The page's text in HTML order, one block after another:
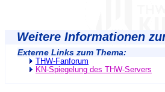
Weitere Informationen
Externe Links zum Thema:
THW-Fanforum
KN-Spiegelung des THW-Servers